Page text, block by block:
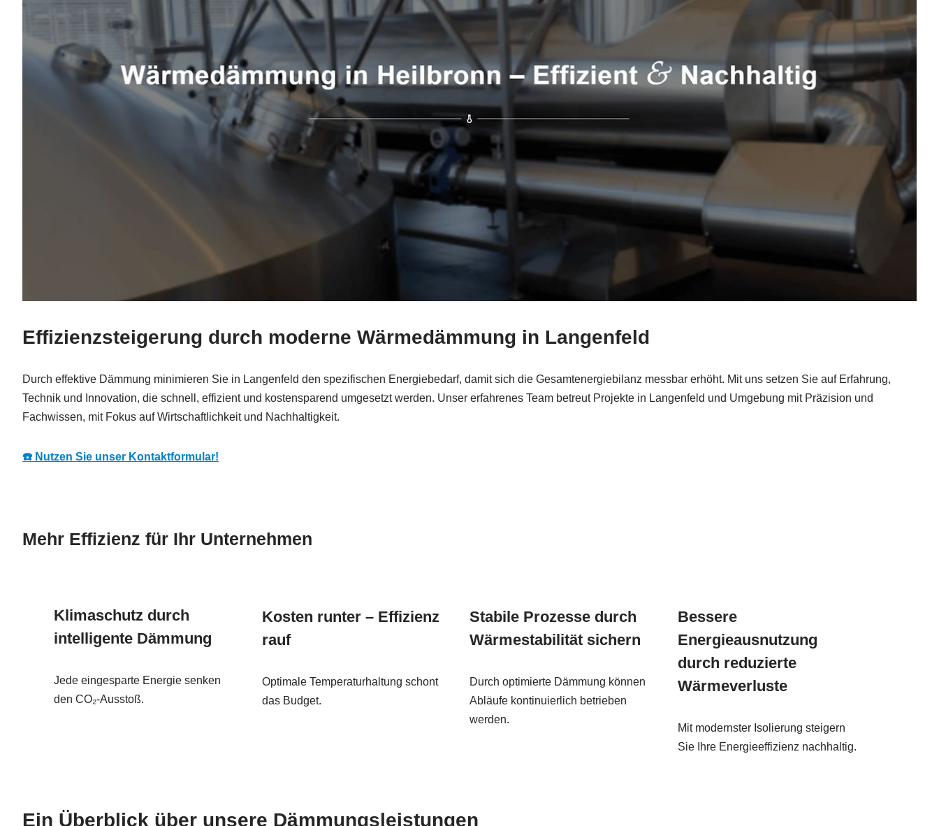
Effizienzsteigerung durch moderne Wärmedämmung in Langenfeld
Durch effektive Dämmung minimieren Sie in Langenfeld den spezifischen Energiebedarf, damit sich die Gesamtenergiebilanz messbar erhöht. Mit uns setzen Sie auf Erfahrung,
Technik und Innovation, die schnell, effizient und kostensparend umgesetzt werden. Unser erfahrenes Team betreut Projekte in Langenfeld und Umgebung mit Präzision und
Fachwissen, mit Fokus auf Wirtschaftlichkeit und Nachhaltigkeit.
☎️ Nutzen Sie unser Kontaktformular!
Mehr Effizienz für Ihr Unternehmen
Klimaschutz durch
intelligente Dämmung
Jede eingesparte Energie senken
den CO₂-Ausstoß.
Kosten runter – Effizienz
rauf
Optimale Temperaturhaltung schont
das Budget.
Stabile Prozesse durch
Wärmestabilität sichern
Durch optimierte Dämmung können
Abläufe kontinuierlich betrieben
werden.
Bessere
Energieausnutzung
durch reduzierte
Wärmeverluste
Mit modernster Isolierung steigern
Sie Ihre Energieeffizienz nachhaltig.
Ein Überblick über unsere Dämmungsleistungen